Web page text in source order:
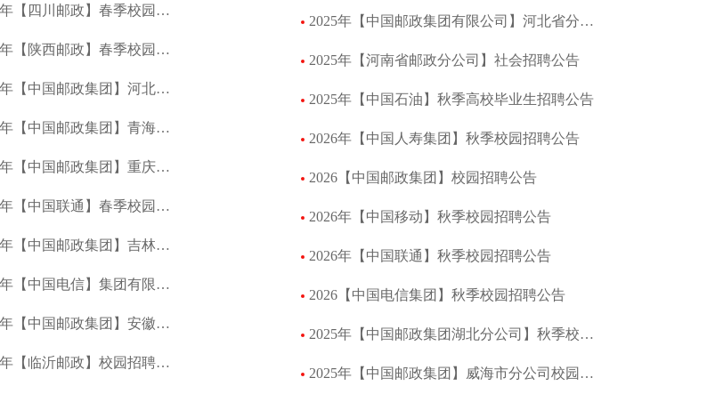
2026年【四川邮政】春季校园招聘公告
2026年【陕西邮政】春季校园招聘公告
2026年【中国邮政集团】河北分公司春季校园招聘公告
2026年【中国邮政集团】青海分公司春季校园招聘公告
2026年【中国邮政集团】重庆市分公司春季校园招聘公告
2026年【中国联通】春季校园招聘公告
2026年【中国邮政集团】吉林省分公司春季招聘公告
2026年【中国电信】集团有限公司校园招聘公告
2026年【中国邮政集团】安徽省分公司春季校园招聘公告
2026年【临沂邮政】校园招聘公告
2025年【中国邮政集团有限公司】河北省分公司社会招聘
2025年【河南省邮政分公司】社会招聘公告
2025年【中国石油】秋季高校毕业生招聘公告
2026年【中国人寿集团】秋季校园招聘公告
2026【中国邮政集团】校园招聘公告
2026年【中国移动】秋季校园招聘公告
2026年【中国联通】秋季校园招聘公告
2026【中国电信集团】秋季校园招聘公告
2025年【中国邮政集团湖北分公司】秋季校园招聘公告
2025年【中国邮政集团】威海市分公司校园招聘公告